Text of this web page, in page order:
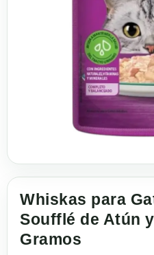
Whiskas para
Soufflé de Atún
Gramos